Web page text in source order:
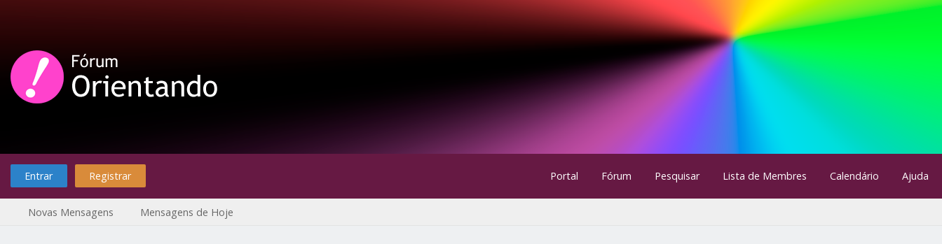
Entrar Registrar Portal Fórum Pesquisar Lista de Membres Calendário Ajuda
Novas Mensagens Mensagens de Hoje